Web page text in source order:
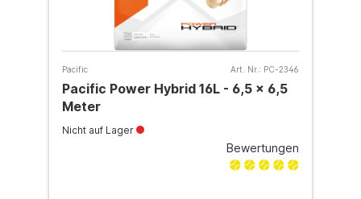
Pacific Art. Nr.: PC-2346
Pacific Power Hybrid 16L - 6,5 x 6,5
Meter
Nicht auf Lager
Bewertungen